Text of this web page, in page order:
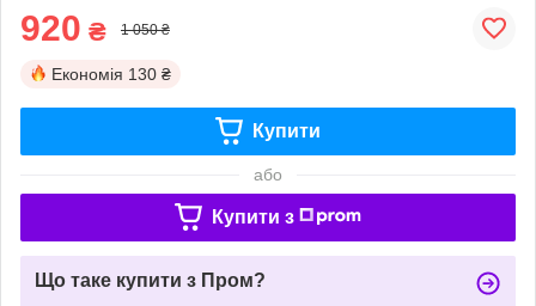
920 ₴ 1 050 ₴
Економія 130 ₴
Купити
або
Купити з
Що таке купити з Пром?